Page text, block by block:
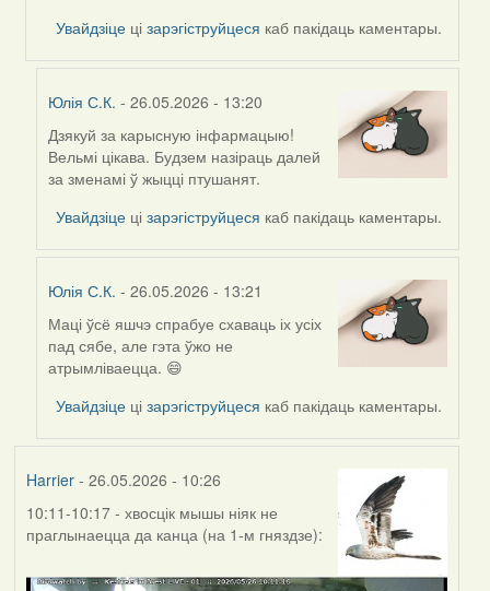
Увайдзіце цізарэгіструйцеся каб пакідаць каментары.
Юлія С.К. - 26.05.2026 - 13:20
In
reply
to
by
Harrier
Дзякуй за карысную інфармацыю!
Вельмі цікава. Будзем назіраць далей
за зменамі ў жыцці птушанят.
Увайдзіце цізарэгіструйцеся каб пакідаць каментары.
Юлія С.К. - 26.05.2026 - 13:21
In
reply
to
by
Harrier
Маці ўсё яшчэ спрабуе схаваць іх усіх
пад сябе, але гэта ўжо не
атрымліваецца. 😄
Увайдзіце цізарэгіструйцеся каб пакідаць каментары.
Harrier- 26.05.2026 - 10:26
10:11-10:17 - хвосцік мышы ніяк не
праглынаецца да канца (на 1-м гняздзе):